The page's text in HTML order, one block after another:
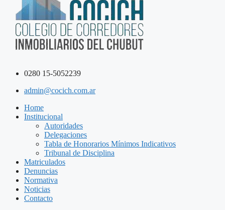
0280 15-5052239
admin@cocich.com.ar
Home
Institucional
Autoridades
Delegaciones
Tabla de Honorarios Mínimos Indicativos
Tribunal de Disciplina
Matriculados
Denuncias
Normativa
Noticias
Contacto